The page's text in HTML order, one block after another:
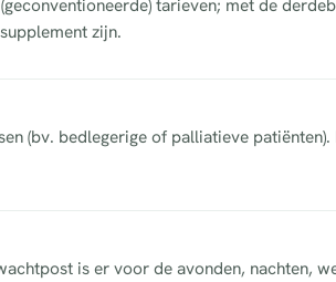
tarieven; met de
zijn.
(bv. bedlegerige of palliatieve
is er voor de avonden, nachten,